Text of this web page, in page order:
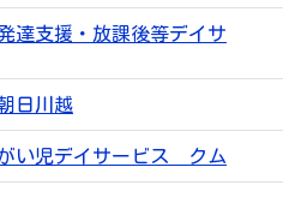
達支援・放課後等デイサ
日川越
い児デイサービス クム